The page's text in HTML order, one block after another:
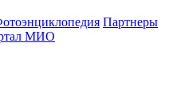
Партнеры
МИО